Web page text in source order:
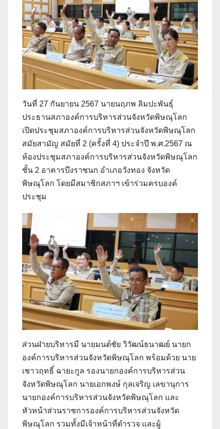
วันที่ 27 กันยายน 2567 นายนฤภพ ลิมปะพันธุ์
ประธานสภาองค์การบริหารส่วนจังหวัดพิษณุโลก
เปิดประชุมสภาองค์การบริหารส่วนจังหวัดพิษณุโลก
สมัยสามัญ สมัยที่ 2 (ครั้งที่ 4) ประจำปี พ.ศ.2567 ณ
ห้องประชุมสภาองค์การบริหารส่วนจังหวัดพิษณุโลก
ชั้น 2 อาคารบึงราชนก อำเภอวังทอง จังหวัด
พิษณุโลก โดยมีสมาชิกสภาฯ เข้าร่วมครบองค์
ประชุม
ส่วนฝ่ายบริหารมี นายมนต์ชัย วิวัฒน์ธนาฒย์ นายก
องค์การบริหารส่วนจังหวัดพิษณุโลก พร้อมด้วย นาย
เชาวฤทธิ์ ฉายะกูล รองนายกองค์การบริหารส่วน
จังหวัดพิษณุโลก นายเอกพงษ์ กุลเจริญ เลขานุการ
นายกองค์การบริหารส่วนจังหวัดพิษณุโลก และ
หัวหน้าส่วนราชการองค์การบริหารส่วนจังหวัด
พิษณุโลก รวมทั้งมีเจ้าหน้าที่ตำรวจ และผู้